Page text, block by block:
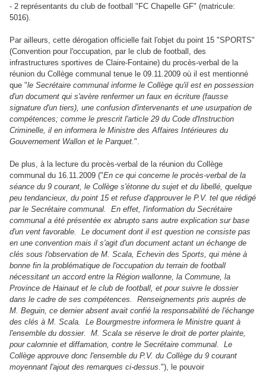
- 2 représentants du club de football "FC Chapelle GF" (matricule:
5016).
Par ailleurs, cette dérogation officielle fait l'objet du point 15 "SPORTS"
(Convention pour l'occupation, par le club de football, des
infrastructures sportives de Claire-Fontaine) du procès-verbal de la
réunion du Collège communal tenue le 09.11.2009 où il est mentionné
que "le Secrétaire communal informe le Collège qu'il est en possession
d'un document qui s'avère renfermer un faux en écriture (fausse
signature d'un tiers), une confusion d'intervenants et une usurpation de
compétences; comme le prescrit l'article 29 du Code d'Instruction
Criminelle, il en informera le Ministre des Affaires Intérieures du
Gouvernement Wallon et le Parquet.".
De plus, à la lecture du procès-verbal de la réunion du Collège
communal du 16.11.2009 ("En ce qui concerne le procès-verbal de la
séance du 9 courant, le Collège s'étonne du sujet et du libellé, quelque
peu tendancieux, du point 15 et refuse d'approuver le P.V. tel que rédigé
par le Secrétaire communal.
En effet, l'information du Secrétaire
communal a été présentée ex abrupto sans autre explication sur base
d'un vent favorable. Le document dont il est question ne consiste pas
en une convention mais il s'agit d'un document actant un échange de
clés sous l'observation de M. Scala, Echevin des Sports, qui mène à
bonne fin la problématique de l'occupation du terrain de football
nécessitant un accord entre la Région wallonne, la Commune, la
Province de Hainaut et le club de football, et pour suivre le dossier
dans le cadre de ses compétences. Renseignements pris auprès de
M. Beguin, ce dernier absent avait confié la responsabilité de l'échange
des clés à M. Scala. Le Bourgmestre informera le Ministre quant à
l'ensemble du dossier. M. Scala se réserve le droit de porter plainte,
pour calomnie et diffamation, contre le Secrétaire communal.
Le
Collège approuve donc l'ensemble du P.V. du Collège du 9 courant
moyennant l'ajout des remarques ci-dessus."), le pouvoir